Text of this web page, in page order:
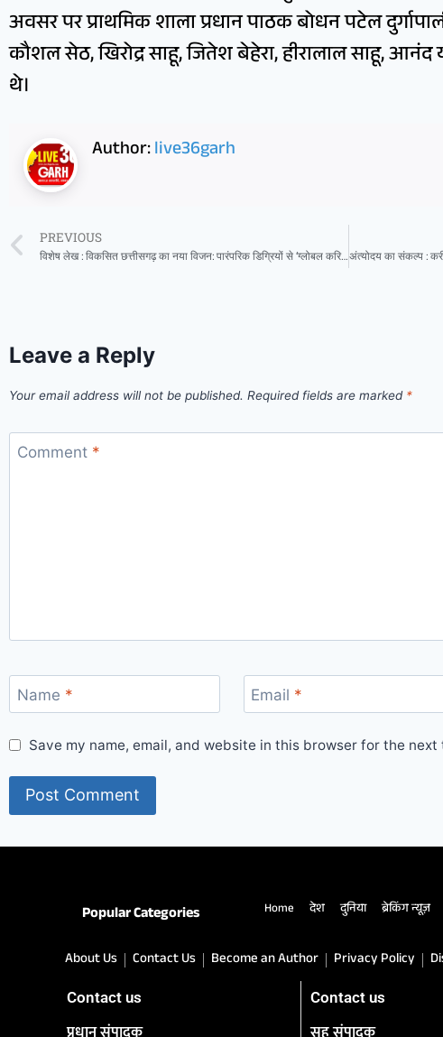
अवसर पर प्राथमिक शाला प्रधान पाठक बोधन पटेल
कौशल सेठ, खिरोद्र साहू, जितेश बेहेरा, हीरालाल साहू,
थे।
Author:live36garh
PREVIOUS
विशेष लेख : विकसित छत्तीसगढ़ का नया विजन: पारंपरिक डिग्रियों से ‘ग्लोबल करियर’ की ओर बढ़ते युवाओं के कदम
Leave a Reply
Your email address will not be published. Required fields are marked *
Comment *
Name * Email *
Save my name, email, and website in this browser for the next
Popular Categories Home देश दुनिया ब्रेकिंग न्यूज़
About Us Contact Us Become an Author Privacy Policy
Contact us Contact us